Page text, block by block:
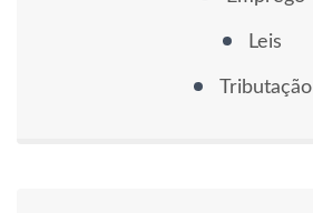
Leis
Tributação